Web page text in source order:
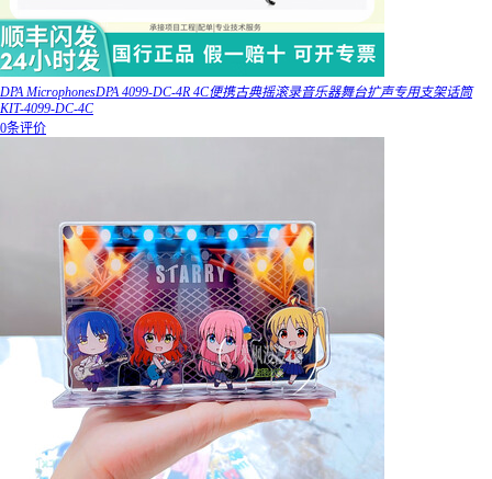
DPA MicrophonesDPA 4099-DC-4R 4C便携古典摇滚录音乐器舞台扩声专用支架话筒
KIT-4099-DC-4C
0条评价